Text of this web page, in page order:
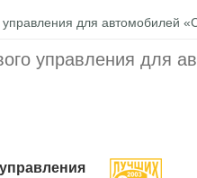
для автомобилей
управления для